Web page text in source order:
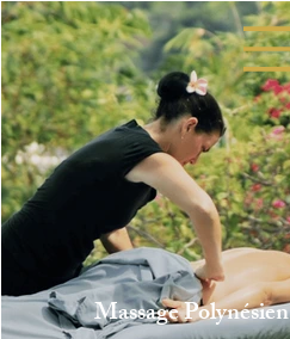
Massage Polynésien